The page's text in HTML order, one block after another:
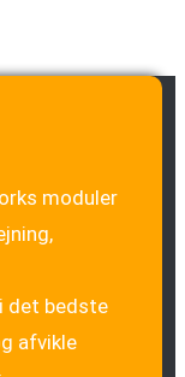
moduler
det bedste
afvikle